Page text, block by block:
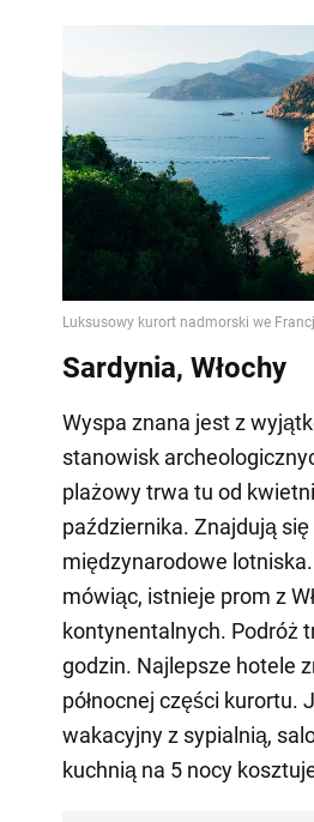
Sardynia, Włochy
Wyspa znana jest z
stanowisk
plażowy trwa tu od
października. Znajdują się
międzynarodowe
mówiąc, istnieje prom z
kontynentalnych. Podróż
godzin. Najlepsze hotele
północnej części kurortu.
wakacyjny z sypialnią,
kuchnią na 5 nocy